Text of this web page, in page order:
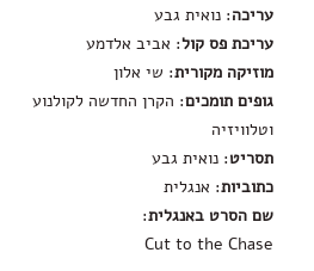
עריכה: נואית גבע
עריכת פס קול: אביב אלדמע
מוזיקה מקורית: שי אלון
גופים תומכים: הקרן החדשה לקולנוע
וטלוויזיה
תסריט: נואית גבע
כתוביות: אנגלית
שם הסרט באנגלית:
Cut to the Chase